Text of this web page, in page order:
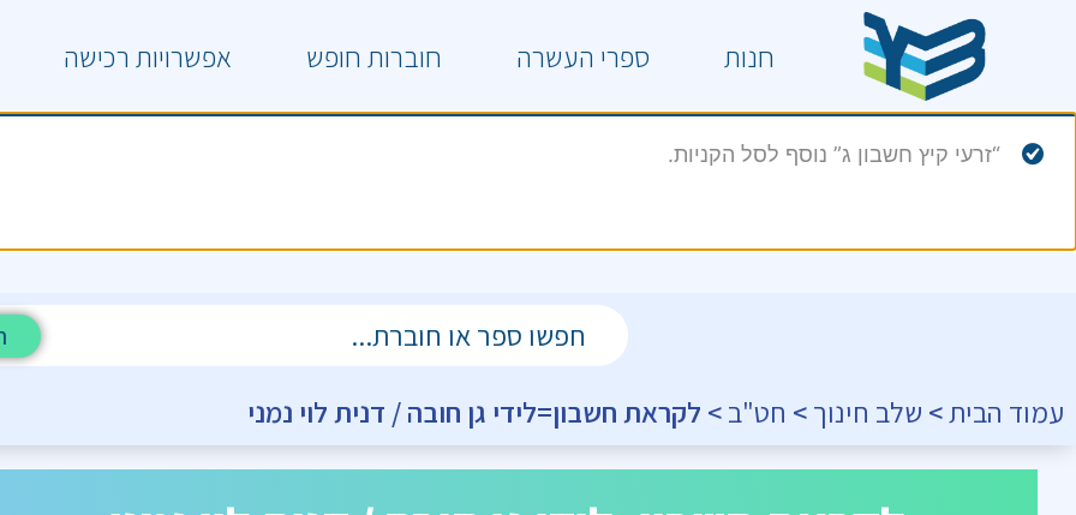
חנות ספרי העשרה חוברות חופש אפשרויות רכישה
“זרעי קיץ חשבון ג” נוסף לסל הקניות.
עמוד הבית> שלב חינוך> חט"ב> לקראת חשבון=לידי גן חובה / דנית לוי נמני